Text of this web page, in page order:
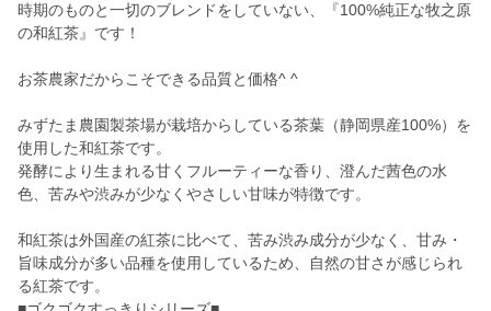
時期のものと一切のブレンドをしていない、『100%純正な牧之原
の和紅茶』です！
お茶農家だからこそできる品質と価格^ ^
みずたま農園製茶場が栽培からしている茶葉（静岡県産100%）を
使用した和紅茶です。
発酵により生まれる甘くフルーティーな香り、澄んだ茜色の水
色、苦みや渋みが少なくやさしい甘味が特徴です。
和紅茶は外国産の紅茶に比べて、苦み渋み成分が少なく、甘み・
旨味成分が多い品種を使用しているため、自然の甘さが感じられ
る紅茶です。